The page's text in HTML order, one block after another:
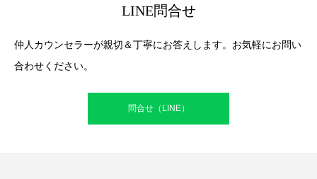
LINE問合せ
仲人カウンセラーが親切＆丁寧にお答えします。お気軽にお問い
合わせください。
問合せ（LINE）